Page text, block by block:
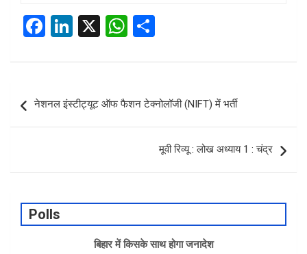
F
ce
o
o
Li
ke
dI
n
X
W
at
A
p
ar
e
navigation
नेशनल इंस्टीट्यूट ऑफ फैशन टेक्नोलॉजी (NIFT) में भर्ती
मूवी रिव्यू : लोख अध्याय 1 : चंद्र
Polls
बिहार में किसके साथ होगा जनादेश